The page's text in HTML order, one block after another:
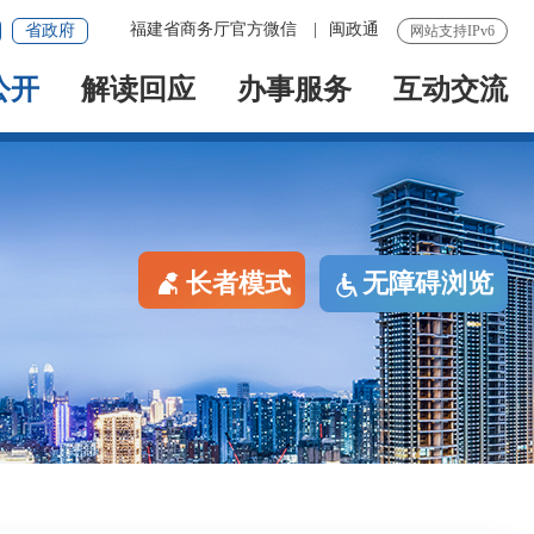
网站支持IPv6
福建省商务厅官方微信 闽政通
省政府
开 解读回应 办事服务 互动交流
长者模式 无障碍浏览